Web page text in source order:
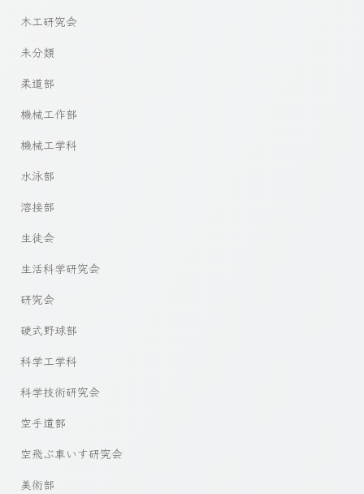
木工研究会
未分類
柔道部
機械工作部
機械工学科
水泳部
溶接部
生徒会
生活科学研究会
研究会
硬式野球部
科学工学科
科学技術研究会
空手道部
空飛ぶ車いす研究会
美術部